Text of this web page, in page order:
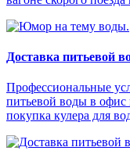
Доставка питьевой
Профессиональные
питьевой воды в офис
покупка кулера для